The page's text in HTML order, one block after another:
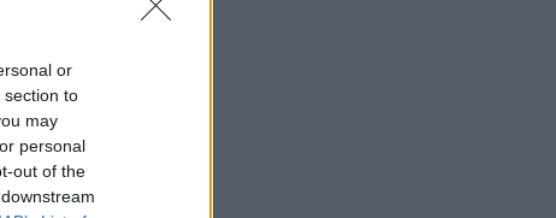
or
section to
may
personal
out of the